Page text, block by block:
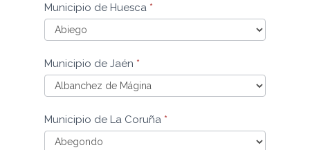
de
Huelva
Municipio de Huesca *
de
Huesca
Municipio de Jaén *
de
Jaén
Municipio de La Coruña *